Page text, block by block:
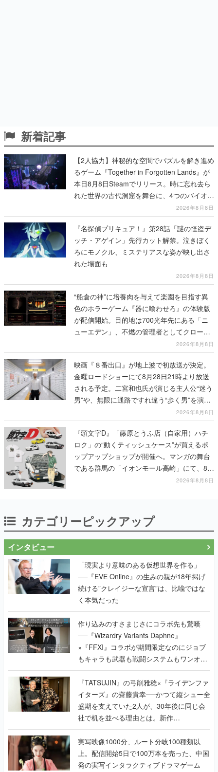
新着記事
【2人協力】神秘的な空間でパズルを解き進め
るゲーム『Together in Forgotten Lands』が
本日8月8日Steamでリリース。時に忘れ去ら
れた世界の古代洞窟を舞台に、4つのバイオー
2026年8月8日
『名探偵プリキュア！』第28話「謎の怪盗デ
ッチ・アゲイン」先行カット解禁。泣きぼく
ろにモノクル、ミステリアスな姿が映し出さ
れた場面も
2026年8月8日
“船倉の神”に培養肉を与えて楽園を目指す異
色のホラーゲーム『器に喰わせろ』の体験版
が配信開始。目的地は700光年先にある「ニ
ューエデン」、不燃の管理者としてクローン
人間を増やし、加工して神に捧げる2026年8月8日
映画『８番出口』が地上波で初放送が決定。
金曜ロードショーにて8月28日21時より放送
される予定。二宮和也氏が演じる主人公“迷う
男”や、無限に通路ですれ違う“歩く男”を演じ
2026年8月8日
『頭文字D』「藤原とうふ店（自家用）ハチ
ロク」の“動くティッシュケース”が買えるポ
ップアップショップが開催へ。マンガの舞台
である群馬の「イオンモール高崎」にて、8月
11日から8月20日までの期間限定で開催予定
2026年8月8日
カテゴリーピックアップ
インタビュー
「現実より意味のある仮想世界を作る」
──『EVE Online』の生みの親が18年掲げ
続ける”クレイジーな宣言”は、比喩ではな
く本気だった
作り込みのすさまじさにコラボ先も驚嘆
──『Wizardry Variants Daphne』
×『FFXI』コラボが期間限定なのにジョブ
もキャラも武器も戦闘システムもワンオフ
で作り込まれた理由を両ディレクターに聞
く
『TATSUJIN』の弓削雅稔×『ライデンファ
イターズ』の齋藤貴幸──かつて縦シュー全
盛期を支えていた2人が、30年後に同じ会
社で机を並べる理由とは。新作
『TATSUJIN EXTREME』で初タッグを組
んだレジェンド2人に訊く開発秘話
実写映像1000分、ルート分岐100種類以
上。配信開始5日で100万本を売った、中国
発の実写インタラクティブドラマゲーム